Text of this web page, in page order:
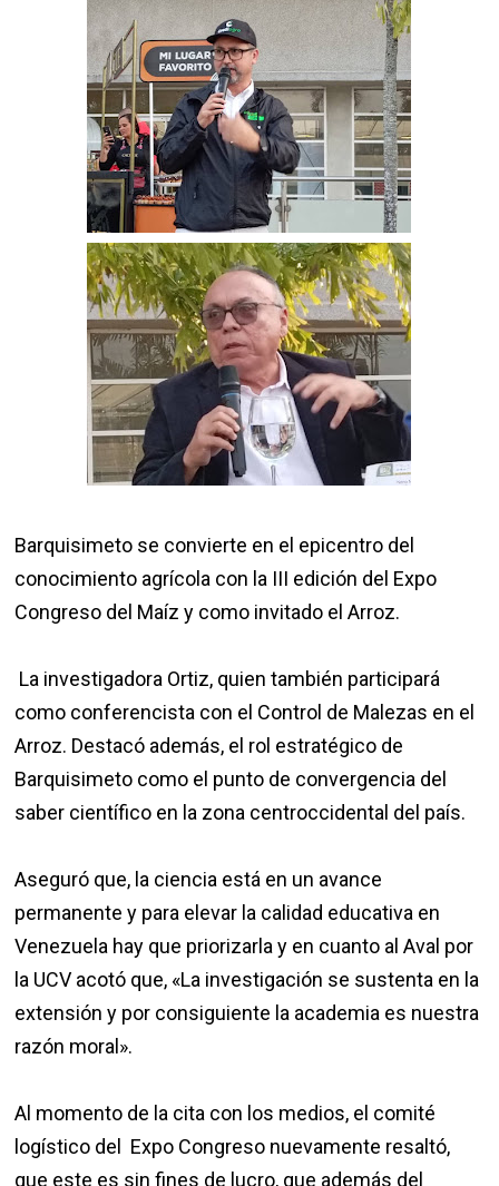
Barquisimeto se convierte en el epicentro del
conocimiento agrícola con la III edición del Expo
Congreso del Maíz y como invitado el Arroz.
La investigadora Ortiz, quien también participará
como conferencista con el Control de Malezas en el
Arroz. Destacó además, el rol estratégico de
Barquisimeto como el punto de convergencia del
saber científico en la zona centroccidental del país.
Aseguró que, la ciencia está en un avance
permanente y para elevar la calidad educativa en
Venezuela hay que priorizarla y en cuanto al Aval por
la UCV acotó que, «La investigación se sustenta en la
extensión y por consiguiente la academia es nuestra
razón moral».
Al momento de la cita con los medios, el comité
logístico del Expo Congreso nuevamente resaltó,
que este es sin fines de lucro, que además del